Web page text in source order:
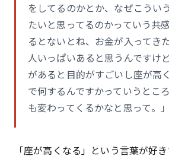
をしてるのかとか、なぜこうい
たいと思ってるのかっていう共
るとないとね、お金が入ってき
人いっぱいあると思うんですけ
があると目的がすごいし座が高
で何するんですかっていうとこ
も変わってくるかなと思って。」
「座が高くなる」という言葉が好